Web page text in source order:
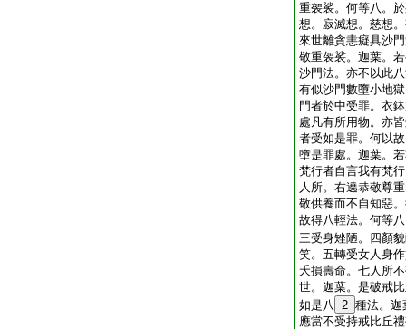
重袈裟。何等八。
想。寂滅想。慈想
來世離貪恚癡具沙
敬重袈裟。迦葉。
沙門法。亦不以此
有似沙門數墮小地
門者於中受罪。衣
處凡有所用物。亦
者受如是罪。何以
墮是罪處。迦葉。
梵行者自言我有梵
人所。右遶恭敬尊
敬供養而不自知惡
故得八輕法。何等
三受身矬陋。四顏
笑。五轉受女人身
夭損壽命。七人所
世。迦葉。是破戒
如是八 2 種法。迦
應當不受持戒比丘